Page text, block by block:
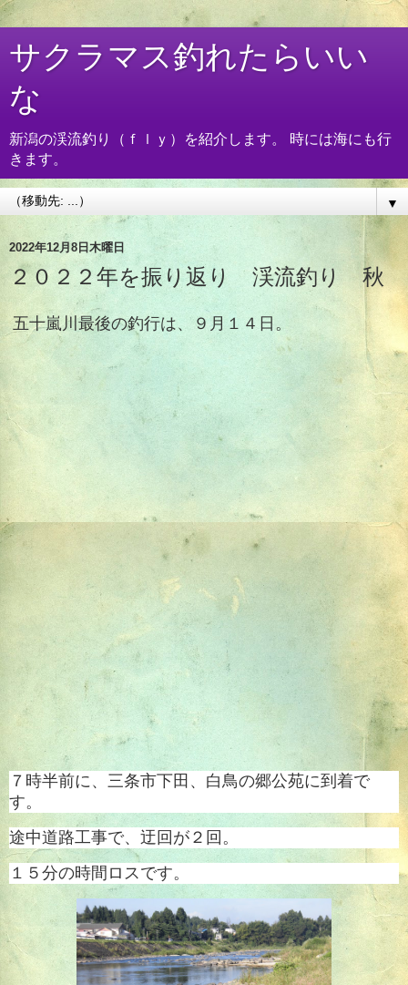
サクラマス釣れたらいい
な
新潟の渓流釣り（ｆｌｙ）を紹介します。 時には海にも行
きます。
▼
2022年12月8日木曜日
２０２２年を振り返り 渓流釣り 秋
五十嵐川最後の釣行は、９月１４日。
７時半前に、三条市下田、白鳥の郷公苑に到着で
す。
途中道路工事で、迂回が２回。
１５分の時間ロスです。